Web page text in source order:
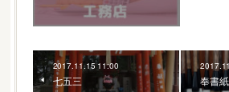
2017.11.15 11:00
七五三 奉書